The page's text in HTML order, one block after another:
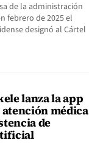
de la administración
febrero de 2025 el
designó al Cártel
lanza la app
médica
de